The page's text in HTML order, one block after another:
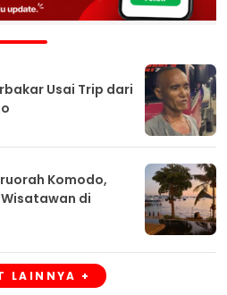
Usai Trip dari
Komodo,
di
LAINNYA +